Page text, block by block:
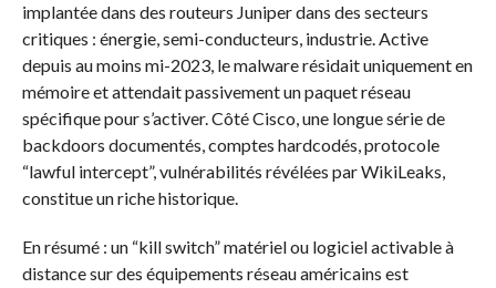
implantée dans des routeurs Juniper dans des secteurs
critiques : énergie, semi-conducteurs, industrie. Active
depuis au moins mi-2023, le malware résidait uniquement en
mémoire et attendait passivement un paquet réseau
spécifique pour s’activer. Côté Cisco, une longue série de
backdoors documentés, comptes hardcodés, protocole
“lawful intercept”, vulnérabilités révélées par WikiLeaks,
constitue un riche historique.
En résumé : un “kill switch” matériel ou logiciel activable à
distance sur des équipements réseau américains est